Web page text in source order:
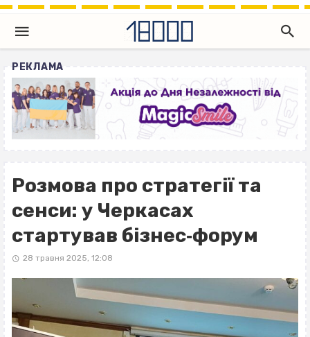
РЕКЛАМА
Розмова про стратегії та
сенси: у Черкасах
стартував бізнес‐форум
28 травня 2025, 12:08